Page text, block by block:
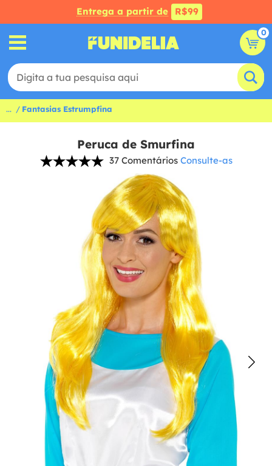
Entrega a partir de R$99
0
... Fantasias Estrumpfina
Peruca de Smurfina
37 Comentários Consulte-as